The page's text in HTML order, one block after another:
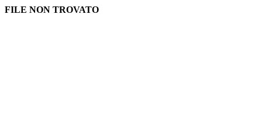
FILE NON TROVATO